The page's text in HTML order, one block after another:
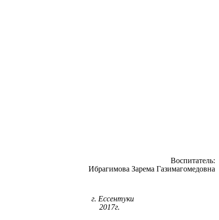
Воспитатель:
Ибрагимова Зарема Газимагомедовна
г. Ессентуки
2017г.